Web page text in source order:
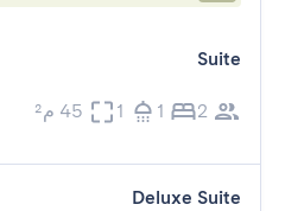
Suite
2
1
1 45 م²
Deluxe Suite